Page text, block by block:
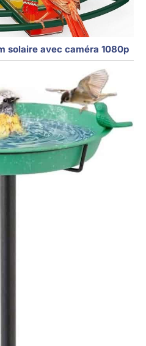
solaire avec caméra 1080p